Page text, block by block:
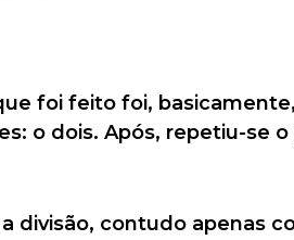
foi feito foi,
o dois. Após, repetiu-se
divisão, contudo apenas